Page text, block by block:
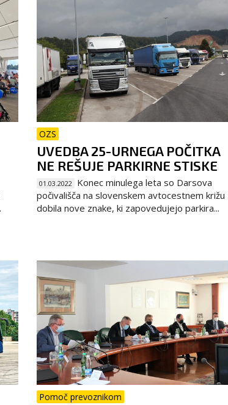
OZS
UVEDBA 25-URNEGA POČITKA
NE REŠUJE PARKIRNE STISKE
01.03.2022
Konec minulega leta so Darsova
počivališča na slovenskem avtocestnem križu
dobila nove znake, ki zapovedujejo parkira...
Pomoč prevoznikom